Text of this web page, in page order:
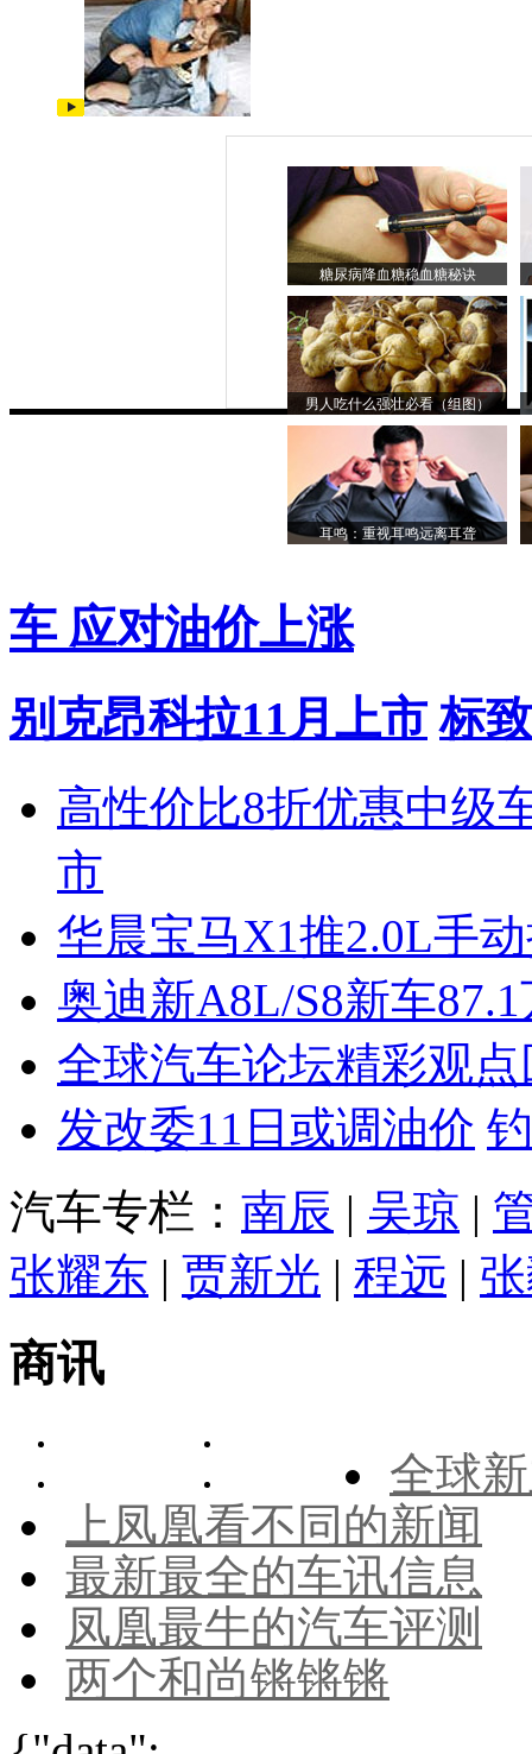
糖尿病降血糖稳血糖秘诀
男人吃什么强壮必看（组图）
耳鸣：重视耳鸣远离耳聋
车 应对油价上涨
别克昂科拉11月上市 标
高性价比8折优惠中级
市
华晨宝马X1推2.0L手
奥迪新A8L/S8新车
全球汽车论坛精彩观点
发改委11日或调油价
汽车专栏： 南辰 | 吴琼 |
张耀东 | 贾新光 | 程远 |
商讯
全球
上凤凰看不同的新闻
最新最全的车讯信息
凤凰最牛的汽车评测
两个和尚锵锵锵